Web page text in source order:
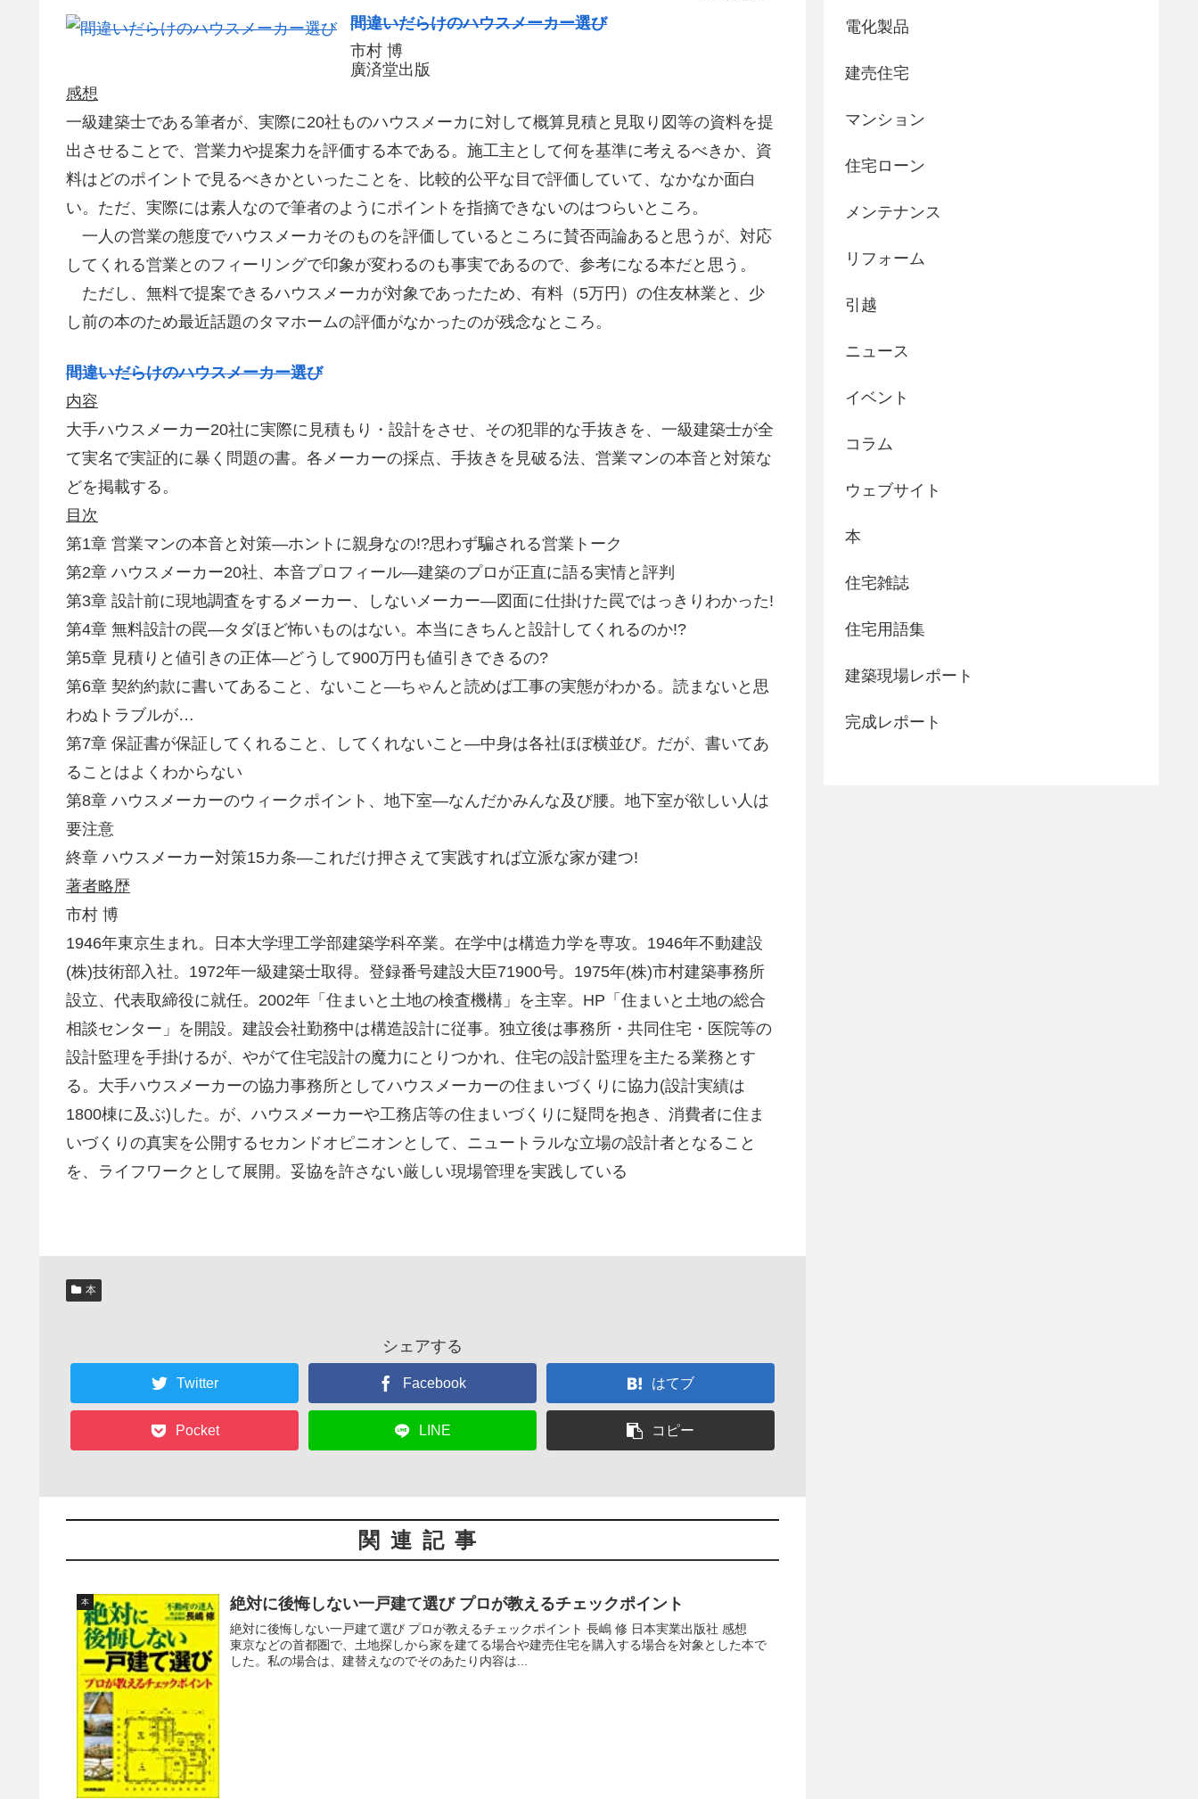
間違いだらけのハウスメーカー選び
市村 博
廣済堂出版
感想
一級建築士である筆者が、実際に20社ものハウスメーカに対して概算見積と見取り図等の資料を提
出させることで、営業力や提案力を評価する本である。施工主として何を基準に考えるべきか、資
料はどのポイントで見るべきかといったことを、比較的公平な目で評価していて、なかなか面白
い。ただ、実際には素人なので筆者のようにポイントを指摘できないのはつらいところ。
一人の営業の態度でハウスメーカそのものを評価しているところに賛否両論あると思うが、対応
してくれる営業とのフィーリングで印象が変わるのも事実であるので、参考になる本だと思う。
ただし、無料で提案できるハウスメーカが対象であったため、有料（5万円）の住友林業と、少
し前の本のため最近話題のタマホームの評価がなかったのが残念なところ。
間違いだらけのハウスメーカー選び
内容
大手ハウスメーカー20社に実際に見積もり・設計をさせ、その犯罪的な手抜きを、一級建築士が全
て実名で実証的に暴く問題の書。各メーカーの採点、手抜きを見破る法、営業マンの本音と対策な
どを掲載する。
目次
第1章 営業マンの本音と対策―ホントに親身なの!?思わず騙される営業トーク
第2章 ハウスメーカー20社、本音プロフィール―建築のプロが正直に語る実情と評判
第3章 設計前に現地調査をするメーカー、しないメーカー―図面に仕掛けた罠ではっきりわかった!
第4章 無料設計の罠―タダほど怖いものはない。本当にきちんと設計してくれるのか!?
第5章 見積りと値引きの正体―どうして900万円も値引きできるの?
第6章 契約約款に書いてあること、ないこと―ちゃんと読めば工事の実態がわかる。読まないと思
わぬトラブルが…
第7章 保証書が保証してくれること、してくれないこと―中身は各社ほぼ横並び。だが、書いてあ
ることはよくわからない
第8章 ハウスメーカーのウィークポイント、地下室―なんだかみんな及び腰。地下室が欲しい人は
要注意
終章 ハウスメーカー対策15カ条―これだけ押さえて実践すれば立派な家が建つ!
著者略歴
市村 博
1946年東京生まれ。日本大学理工学部建築学科卒業。在学中は構造力学を専攻。1946年不動建設
(株)技術部入社。1972年一級建築士取得。登録番号建設大臣71900号。1975年(株)市村建築事務所
設立、代表取締役に就任。2002年「住まいと土地の検査機構」を主宰。HP「住まいと土地の総合
相談センター」を開設。建設会社勤務中は構造設計に従事。独立後は事務所・共同住宅・医院等の
設計監理を手掛けるが、やがて住宅設計の魔力にとりつかれ、住宅の設計監理を主たる業務とす
る。大手ハウスメーカーの協力事務所としてハウスメーカーの住まいづくりに協力(設計実績は
1800棟に及ぶ)した。が、ハウスメーカーや工務店等の住まいづくりに疑問を抱き、消費者に住ま
いづくりの真実を公開するセカンドオピニオンとして、ニュートラルな立場の設計者となること
を、ライフワークとして展開。妥協を許さない厳しい現場管理を実践している
本
シェアする
Twitter Facebook はてブ
Pocket LINE コピー
関連記事
本 絶対に後悔しない一戸建て選び プロが教えるチェックポイント
絶対に後悔しない一戸建て選び プロが教えるチェックポイント 長嶋 修 日本実業出版社 感想
東京などの首都圏で、土地探しから家を建てる場合や建売住宅を購入する場合を対象とした本で
した。私の場合は、建替えなのでそのあたり内容は...
電化製品
建売住宅
マンション
住宅ローン
メンテナンス
リフォーム
引越
ニュース
イベント
コラム
ウェブサイト
本
住宅雑誌
住宅用語集
建築現場レポート
完成レポート